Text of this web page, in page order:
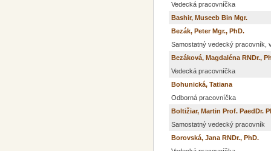
Vedecká pracovníčka
Bashir, Museeb Bin Mgr.
Bezák, Peter Mgr., PhD.
Samostatný vedecký pracovník,
Bezáková, Magdaléna RNDr.,
Vedecká pracovníčka
Bohunická, Tatiana
Odborná pracovníčka
Boltižiar, Martin Prof. PaedDr.
Samostatný vedecký pracovník
Borovská, Jana RNDr., PhD.